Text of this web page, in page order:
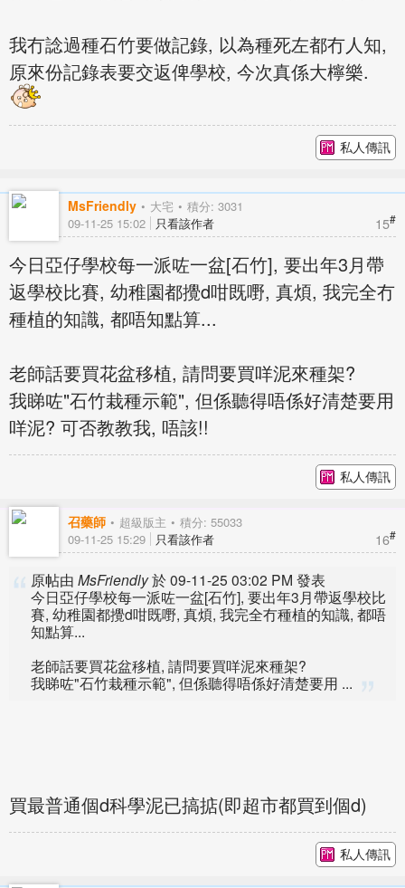
我冇諗過種石竹要做記錄, 以為種死左都冇人知,
原來份記錄表要交返俾學校, 今次真係大檸樂.
私人傳訊
MsFriendly 大宅 積分: 3031
15#
09-11-25 15:02 只看該作者
今日亞仔學校每一派咗一盆[石竹], 要出年3月帶
返學校比賽, 幼稚園都攪d咁既嘢, 真煩, 我完全冇
種植的知識, 都唔知點算...
老師話要買花盆移植, 請問要買咩泥來種架?
我睇咗"石竹栽種示範", 但係聽得唔係好清楚要用
咩泥? 可否教教我, 唔該!!
私人傳訊
召藥師 超級版主 積分: 55033
16#
09-11-25 15:29 只看該作者
原帖由 MsFriendly於 09-11-25 03:02 PM 發表
今日亞仔學校每一派咗一盆[石竹], 要出年3月帶返學校比
賽, 幼稚園都攪d咁既嘢, 真煩, 我完全冇種植的知識, 都唔
知點算...
老師話要買花盆移植, 請問要買咩泥來種架?
我睇咗"石竹栽種示範", 但係聽得唔係好清楚要用 ...
買最普通個d科學泥已搞掂(即超市都買到個d)
私人傳訊